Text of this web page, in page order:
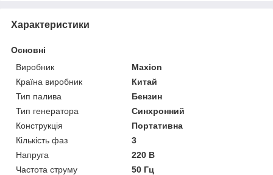
Характеристики
Основні
Виробник
Maxion
Країна виробник
Китай
Тип палива
Бензин
Тип генератора
Синхронний
Конструкція
Портативна
Кількість фаз
3
Напруга
220 В
Частота струму
50 Гц